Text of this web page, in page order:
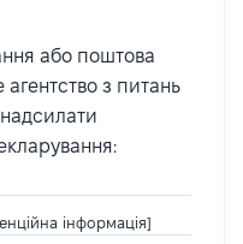
або поштова
з питань
інформація]